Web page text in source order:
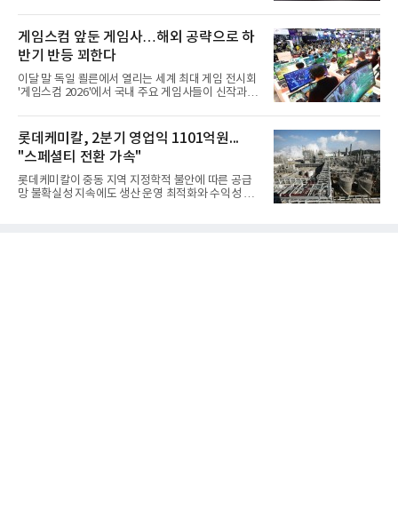
이뤄졌다. 이후 2012년 한국형 구축함(KDX-1) 이상
의 함정에 실전 배치됐다.그해 7월 해군은 동해상에서
성능 검증을 위해 홍상어 시험발사를 실시했다. 이때
홍상어가 목표 지점에서 입수한 후 표적을 타격하지
못하고 물속에서 멈춰버리는 예상 밖의 일이 벌어졌
다. 2차 품질확인 사격 시험에서도 만족스러운 결과를
얻지 못했다. 완벽한 신뢰성 확보를 위해 LIG넥스원은
분야를
게임스컴 앞둔 게임사…해외 공략으로 하
반기 반등 꾀한다
이달 말 독일 쾰른에서 열리는 세계 최대 게임 전시회
'게임스컴 2026'에서 국내 주요 게임사들이 신작과 글
체별로 엇갈린 가운데 하반기 신작 흥행과 해외 시장
성과가 실적을 좌우할 핵심 변수로 떠오르고 있다.8일
업계에 따르면 올해 상반기 게임업계는 기업별 성적
표가 크게 갈렸다. 대표적으로 크래프톤은 'PUBG: 배
틀그라운드'의 안정적인 성장에 힘입어 상반기 연결
기준 매출 2조6616억원, 영업이익 9725억원으로 역
대 최대 실적을 기록했다. 엔씨도 올해 출시한 '아이온
롯데케미칼, 2분기 영업익 1101억원...
"스페셜티 전환 가속"
롯데케미칼이 중동 지역 지정학적 불안에 따른 공급
망 불확실성 지속에도 생산 운영 최적화와 수익성 중